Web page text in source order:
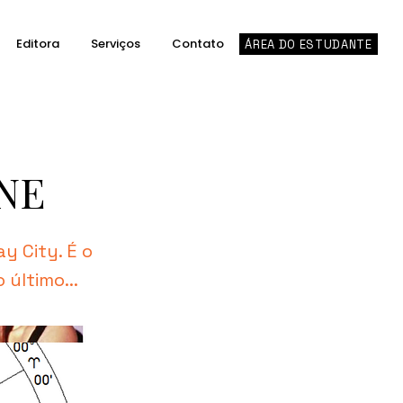
Editora Serviços Contato ÁREA DO ESTUDANTE
City. É o
último...